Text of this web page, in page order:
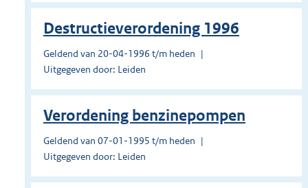
Destructieverordening 1996
Geldend van 20-04-1996 t/m heden
Uitgegeven door: Leiden
Verordening benzinepompen
Geldend van 07-01-1995 t/m heden
Uitgegeven door: Leiden